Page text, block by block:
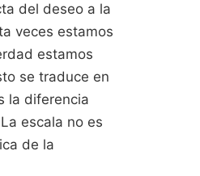
del deseo a la
veces estamos
estamos
se traduce en
la diferencia
escala no es
de la